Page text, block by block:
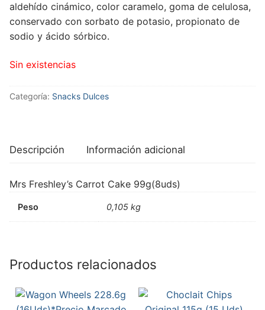
aldehído cinámico, color caramelo, goma de celulosa,
conservado con sorbato de potasio, propionato de
sodio y ácido sórbico.
Sin existencias
Categoría: Snacks Dulces
Descripción Información adicional
Mrs Freshley’s Carrot Cake 99g(8uds)
Peso 0,105 kg
Productos relacionados